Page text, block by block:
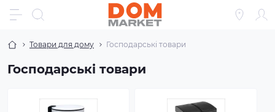
Товари для дому Господарські товари
Господарські товари